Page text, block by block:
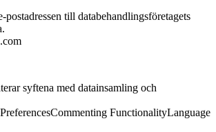
postadressen till databehandlingsföretagets
syftena med datainsamling och
Commenting FunctionalityLanguage